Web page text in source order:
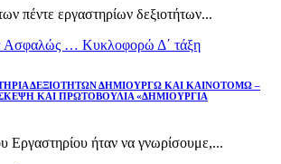
πέντε εργαστηρίων δεξιοτήτων...
Ασφαλώς … Κυκλοφορώ Δ΄ τάξη
ΔΕΞΙΟΤΗΤΩΝ ΔΗΜΙΟΥΡΓΩ ΚΑΙ ΚΑΙΝΟΤΟΜΩ –
ΚΑΙ ΠΡΩΤΟΒΟΥΛΙΑ «ΔΗΜΙΟΥΡΓΙΑ
Εργαστηρίου ήταν να γνωρίσουμε,...